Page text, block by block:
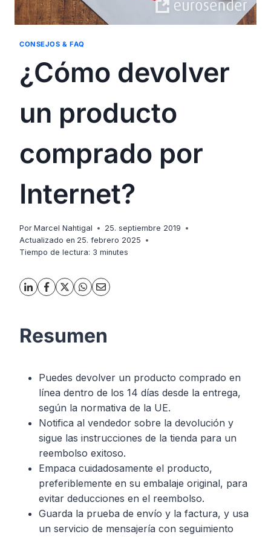
CONSEJOS & FAQ
¿Cómo devolver
un producto
comprado por
Internet?
Por Marcel Nahtigal
25. septiembre 2019
Actualizado en 25. febrero 2025
Tiempo de lectura: 3 minutes
Resumen
Puedes devolver un producto comprado en
línea dentro de los 14 días desde la entrega,
según la normativa de la UE.
Notifica al vendedor sobre la devolución y
sigue las instrucciones de la tienda para un
reembolso exitoso.
Empaca cuidadosamente el producto,
preferiblemente en su embalaje original, para
evitar deducciones en el reembolso.
Guarda la prueba de envío y la factura, y usa
un servicio de mensajería con seguimiento